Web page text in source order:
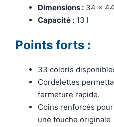
Dimensions : 34 x
Capacité : 13 l
Points forts :
33 coloris
Cordelettes
fermeture rapide.
Coins renforcés
une touche originale